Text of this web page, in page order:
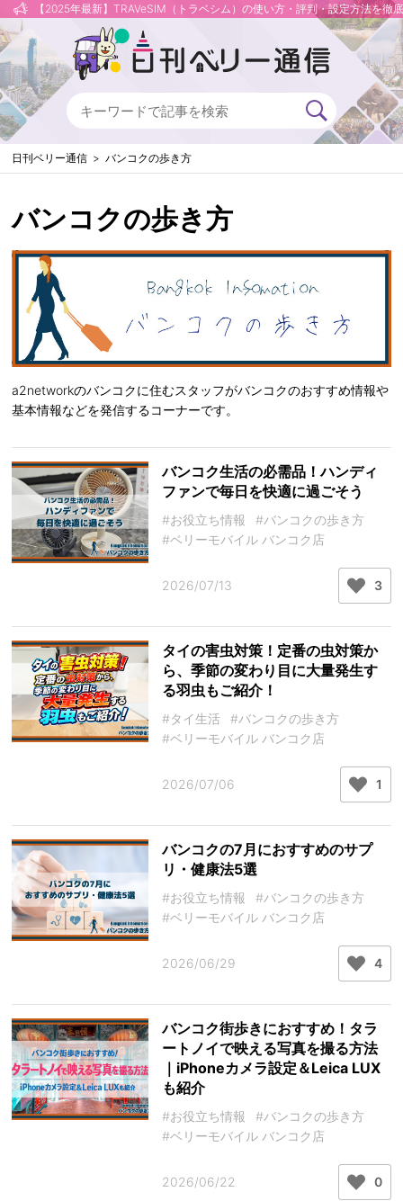
【2025年最新】TRAVeSIM（トラベシム）の使い方・評判・設定方法を徹
日刊ベリー通信 バンコクの歩き方
バンコクの歩き方
a2networkのバンコクに住むスタッフがバンコクのおすすめ情報や
基本情報などを発信するコーナーです。
バンコク生活の必需品！ハンディ
ファンで毎日を快適に過ごそう
#お役立ち情報
#バンコクの歩き方
#ベリーモバイル バンコク店
2026/07/13 3
タイの害虫対策！定番の虫対策か
ら、季節の変わり目に大量発生す
る羽虫もご紹介！
#タイ生活
#バンコクの歩き方
#ベリーモバイル バンコク店
2026/07/06 1
バンコクの7月におすすめのサプ
リ・健康法5選
#お役立ち情報
#バンコクの歩き方
#ベリーモバイル バンコク店
2026/06/29 4
バンコク街歩きにおすすめ！タラ
ートノイで映える写真を撮る方法
｜iPhoneカメラ設定＆Leica LUX
も紹介
#お役立ち情報
#バンコクの歩き方
#ベリーモバイル バンコク店
2026/06/22 0